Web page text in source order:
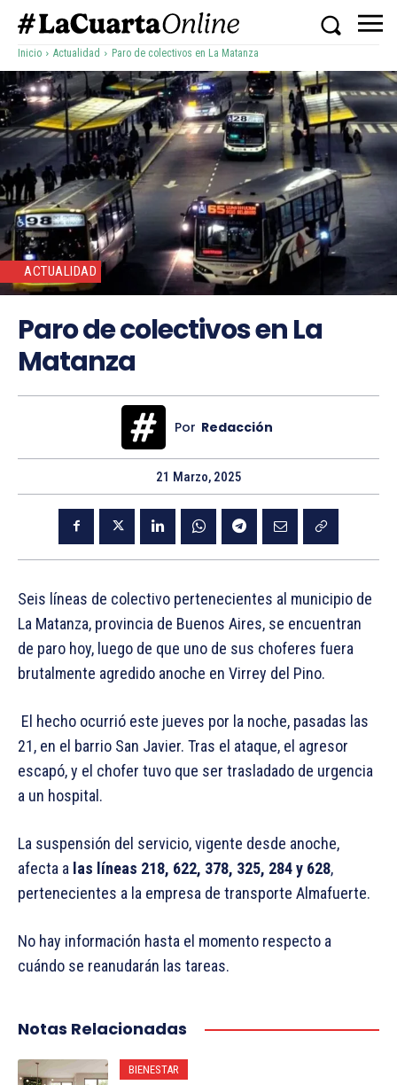
Inicio Actualidad Paro de colectivos en La Matanza
ACTUALIDAD
Paro de colectivos en La
Matanza
Por Redacción
21 Marzo, 2025
Seis líneas de colectivo pertenecientes al municipio de
La Matanza, provincia de Buenos Aires, se encuentran
de paro hoy, luego de que uno de sus choferes fuera
brutalmente agredido anoche en Virrey del Pino.
El hecho ocurrió este jueves por la noche, pasadas las
21, en el barrio San Javier. Tras el ataque, el agresor
escapó, y el chofer tuvo que ser trasladado de urgencia
a un hospital.
La suspensión del servicio, vigente desde anoche,
afecta a las líneas 218, 622, 378, 325, 284 y 628,
pertenecientes a la empresa de transporte Almafuerte.
No hay información hasta el momento respecto a
cuándo se reanudarán las tareas.
Notas Relacionadas
BIENESTAR